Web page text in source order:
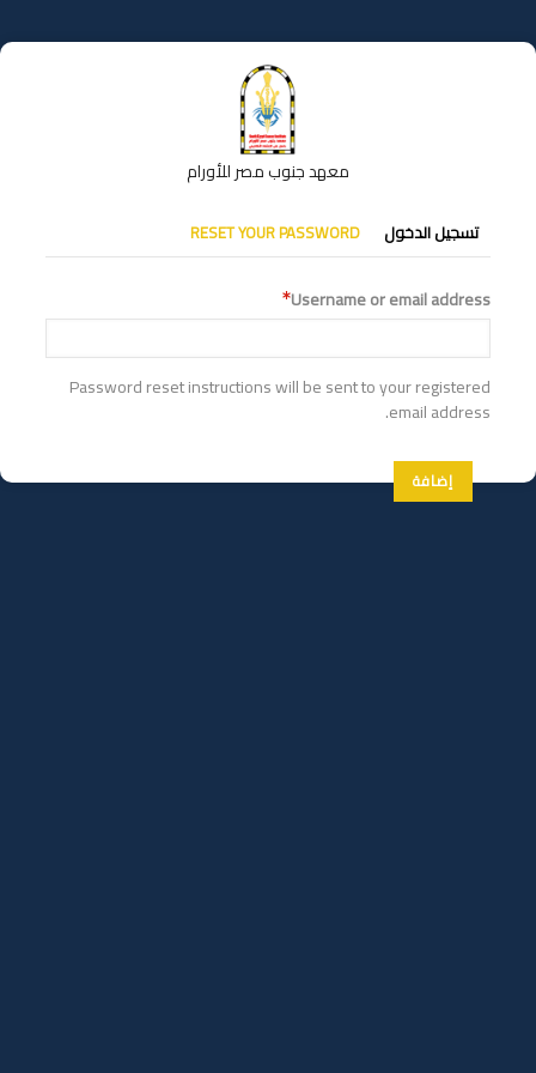
إلى
المحتوى
معهد جنوب مصر للأورام
التبويبات
الأساسية
تسجيل الدخول RESET YOUR PASSWORD
Username or email address
Password reset instructions will be sent to your registered
email address.